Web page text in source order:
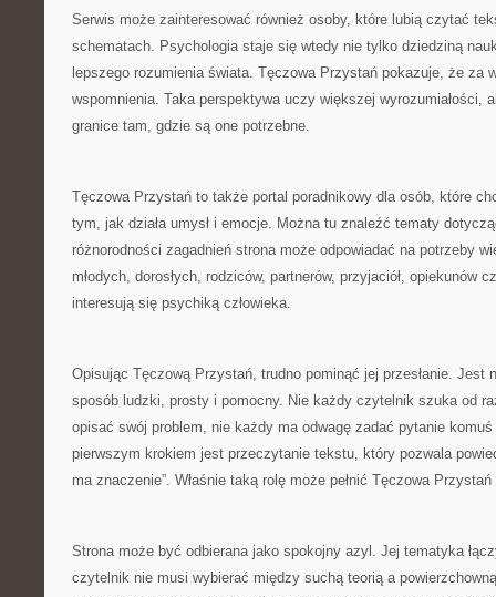
Serwis może zainteresować również osoby, które lubią czytać
schematach. Psychologia staje się wtedy nie tylko dziedziną
lepszego rozumienia świata. Tęczowa Przystań pokazuje, że za
wspomnienia. Taka perspektywa uczy większej wyrozumiałości,
granice tam, gdzie są one potrzebne.
Tęczowa Przystań to także portal poradnikowy dla osób, które
tym, jak działa umysł i emocje. Można tu znaleźć tematy
różnorodności zagadnień strona może odpowiadać na potrzeby
młodych, dorosłych, rodziców, partnerów, przyjaciół, opiekunów
interesują się psychiką człowieka.
Opisując Tęczową Przystań, trudno pominąć jej przesłanie. Jest
sposób ludzki, prosty i pomocny. Nie każdy czytelnik szuka od
opisać swój problem, nie każdy ma odwagę zadać pytanie
pierwszym krokiem jest przeczytanie tekstu, który pozwala
ma znaczenie”. Właśnie taką rolę może pełnić Tęczowa
Strona może być odbierana jako spokojny azyl. Jej tematyka
czytelnik nie musi wybierać między suchą teorią a